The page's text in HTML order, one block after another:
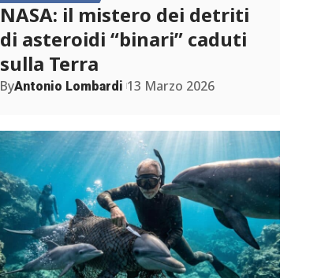
NASA: il mistero dei detriti
di asteroidi “binari” caduti
sulla Terra
ByAntonio Lombardi 13 Marzo 2026